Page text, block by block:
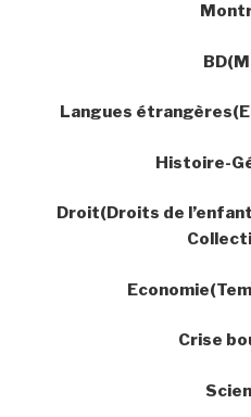
Langues
Histoire-
Droit(Droits de
Crise